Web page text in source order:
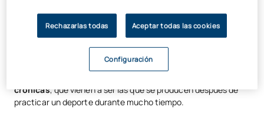
cien de cualquier lesión a la que nos enfrentemos.
En lo que respecta a la clasificación ytipos de lesiones
ocurren de repente mientras se hace ejercicio (por ejemplo,
crónicas, que vienen a ser las que se producen después de
practicar un deporte durante mucho tiempo.
Rechazarlas todas Aceptar todas las cookies
Configuración